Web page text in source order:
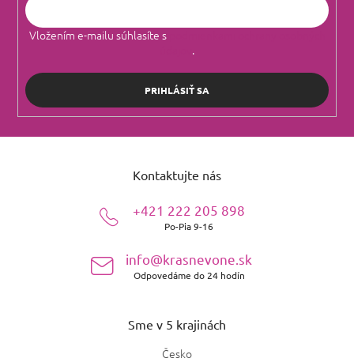
Vložením e-mailu súhlasíte s
.
PRIHLÁSIŤ SA
Kontaktujte nás
+421 222 205 898
Po-Pia 9-16
info@krasnevone.sk
Odpovedáme do 24 hodín
Sme v 5 krajinách
Česko